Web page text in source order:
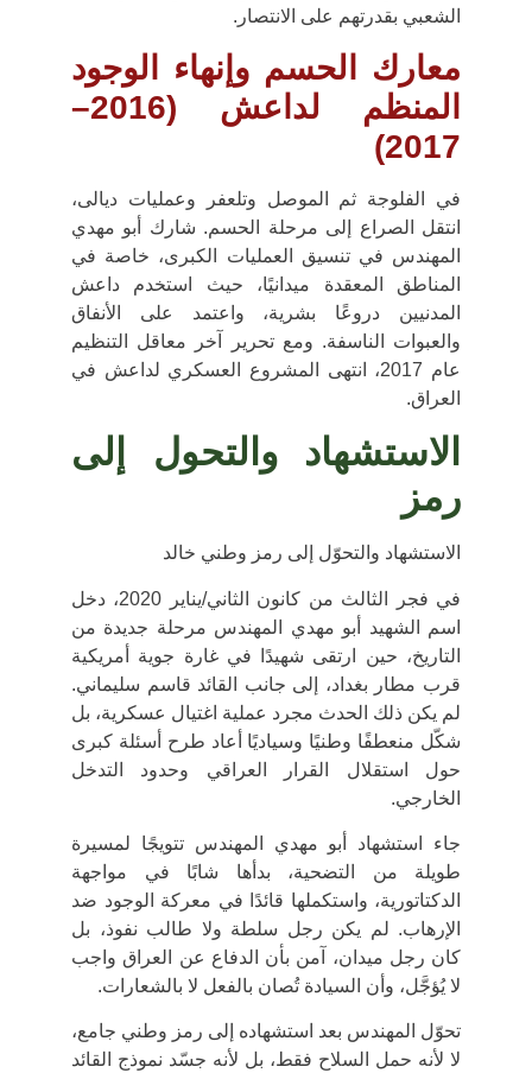
الشعبي بقدرتهم على الانتصار.
معارك الحسم وإنهاء الوجود
المنظم لداعش (2016–
2017)
في الفلوجة ثم الموصل وتلعفر وعمليات ديالى،
انتقل الصراع إلى مرحلة الحسم. شارك أبو مهدي
المهندس في تنسيق العمليات الكبرى، خاصة في
المناطق المعقدة ميدانيًا، حيث استخدم داعش
المدنيين دروعًا بشرية، واعتمد على الأنفاق
والعبوات الناسفة. ومع تحرير آخر معاقل التنظيم
عام 2017، انتهى المشروع العسكري لداعش في
العراق.
الاستشهاد والتحول إلى
رمز
الاستشهاد والتحوّل إلى رمز وطني خالد
في فجر الثالث من كانون الثاني/يناير 2020
، دخل
اسم
الشهيد أبو مهدي المهندس مرحلة جديدة من
التاريخ، حين ارتقى شهيدًا فيغارة جوية أمريكية
قرب مطار بغداد، إلى جانب القائد قاسم سليماني.
لم يكن ذلك الحدث مجرد عملية اغتيال عسكرية، بل
شكّل منعطفًا وطنيًا وسياديًا أعاد طرح أسئلة كبرى
حول استقلال القرار العراقي وحدود التدخل
الخارجي.
جاء استشهاد أبو مهدي المهندس تتويجًا لمسيرة
طويلة من التضحية، بدأها شابًا في مواجهة
الدكتاتورية، واستكملها قائدًا في معركة الوجود ضد
الإرهاب. لم يكن رجل سلطة ولا طالب نفوذ، بل
كان رجل ميدان، آمن بأن الدفاع عن العراق واجب
لا يُؤجَّل، وأن السيادة تُصان بالفعل لا بالشعارات.
تحوّل المهندس بعد استشهاده إلى رمز وطني جامع،
لا لأنه حمل السلاح فقط، بل لأنه جسّد نموذج القائد